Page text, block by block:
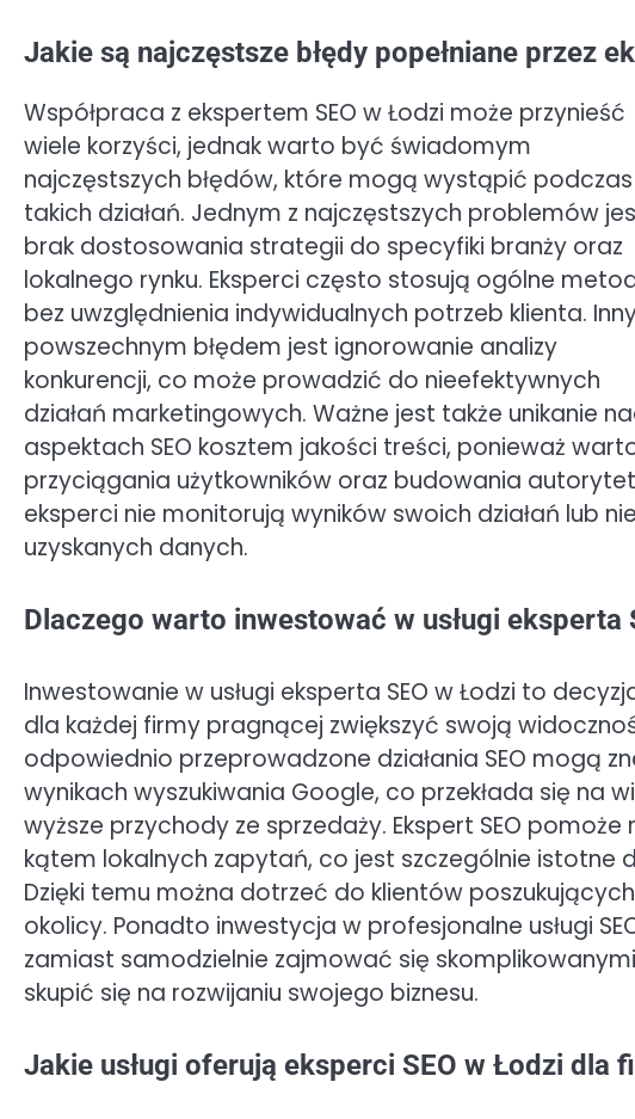
Jakie są najczęstsze błędy popełniane przez
Współpraca z ekspertem SEO w Łodzi może przynieść
wiele korzyści, jednak warto być świadomym
najczęstszych błędów, które mogą wystąpić podczas
takich działań. Jednym z najczęstszych problemów
brak dostosowania strategii do specyfiki branży oraz
lokalnego rynku. Eksperci często stosują ogólne
bez uwzględnienia indywidualnych potrzeb klienta.
powszechnym błędem jest ignorowanie analizy
konkurencji, co może prowadzić do nieefektywnych
działań marketingowych. Ważne jest także unikanie
aspektach SEO kosztem jakości treści, ponieważ
przyciągania użytkowników oraz budowania
eksperci nie monitorują wyników swoich działań lub
uzyskanych danych.
Dlaczego warto inwestować w usługi eksperta
Inwestowanie w usługi eksperta SEO w Łodzi to
dla każdej firmy pragnącej zwiększyć swoją
odpowiednio przeprowadzone działania SEO mogą
wynikach wyszukiwania Google, co przekłada się na
wyższe przychody ze sprzedaży. Ekspert SEO
kątem lokalnych zapytań, co jest szczególnie istotne
Dzięki temu można dotrzeć do klientów
okolicy. Ponadto inwestycja w profesjonalne usługi
zamiast samodzielnie zajmować się
skupić się na rozwijaniu swojego biznesu.
Jakie usługi oferują eksperci SEO w Łodzi dla